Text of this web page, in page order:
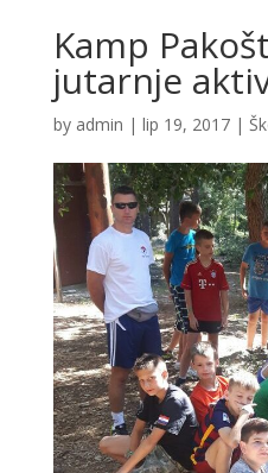
Kamp
jutarnje
by admin | lip 19, 2017|